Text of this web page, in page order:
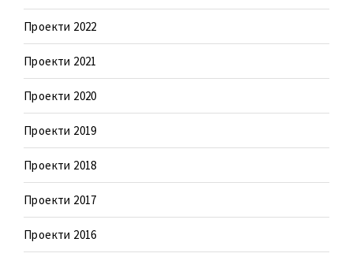
Проекти 2022
Проекти 2021
Проекти 2020
Проекти 2019
Проекти 2018
Проекти 2017
Проекти 2016